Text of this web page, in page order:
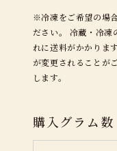
※冷凍をご希望の場
ださい。 冷蔵・冷凍
れに送料がかかりま
が変更されることが
します。
購入グラム数